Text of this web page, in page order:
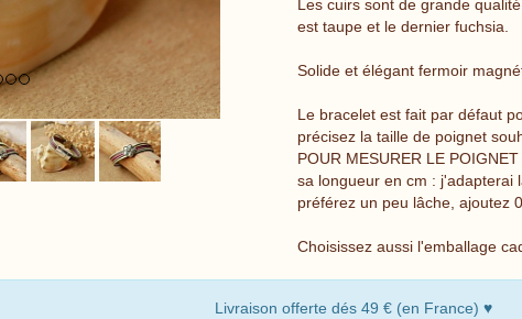
Les cuirs sont de grande
est taupe et le dernier fuchsia.
Solide et élégant fermoir
Le bracelet est fait par défaut
précisez la taille de poignet
POUR MESURER LE
sa longueur en cm : j'adapterai
préférez un peu lâche, ajoutez
Choisissez aussi l'emballage
Livraison offerte dés 49 € (en France) ♥